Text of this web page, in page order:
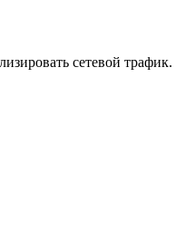
сетевой трафик.